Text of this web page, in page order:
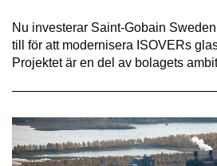
Nu investerar Saint-Gobain
till för att modernisera ISOVERs
Projektet är en del av bolagets